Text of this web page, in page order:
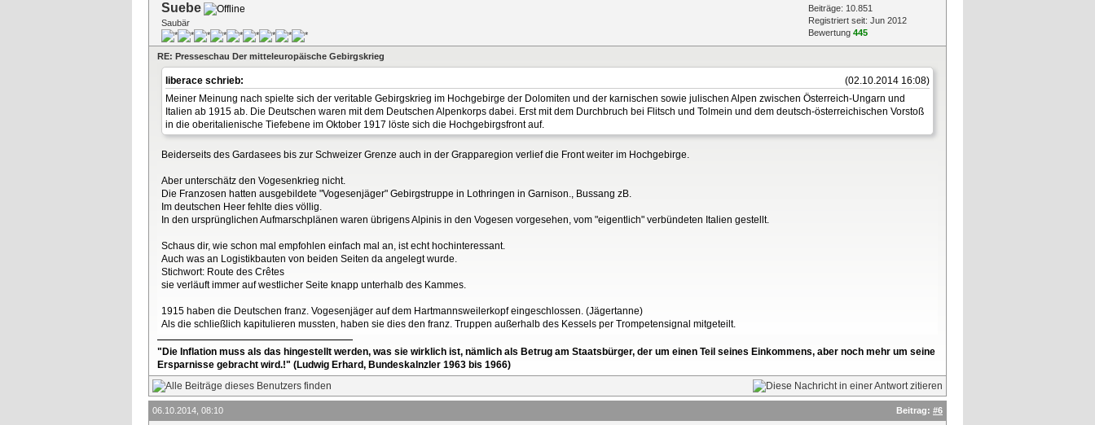
Suebe
Saubär
Beiträge: 10.851
Registriert seit: Jun 2012
Bewertung 445
RE: Presseschau Der mitteleuropäische Gebirgskrieg
(02.10.2014 16:08)
liberace schrieb:
Meiner Meinung nach spielte sich der veritable Gebirgskrieg im Hochgebirge der Dolomiten und der karnischen sowie julischen Alpen zwischen Österreich-Ungarn und
Italien ab 1915 ab. Die Deutschen waren mit dem Deutschen Alpenkorps dabei. Erst mit dem Durchbruch bei Flitsch und Tolmein und dem deutsch-österreichischen Vorstoß
in die oberitalienische Tiefebene im Oktober 1917 löste sich die Hochgebirgsfront auf.
Beiderseits des Gardasees bis zur Schweizer Grenze auch in der Grapparegion verlief die Front weiter im Hochgebirge.
Aber unterschätz den Vogesenkrieg nicht.
Die Franzosen hatten ausgebildete "Vogesenjäger" Gebirgstruppe in Lothringen in Garnison., Bussang zB.
Im deutschen Heer fehlte dies völlig.
In den ursprünglichen Aufmarschplänen waren übrigens Alpinis in den Vogesen vorgesehen, vom "eigentlich" verbündeten Italien gestellt.
Schaus dir, wie schon mal empfohlen einfach mal an, ist echt hochinteressant.
Auch was an Logistikbauten von beiden Seiten da angelegt wurde.
Stichwort: Route des Crêtes
sie verläuft immer auf westlicher Seite knapp unterhalb des Kammes.
1915 haben die Deutschen franz. Vogesenjäger auf dem Hartmannsweilerkopf eingeschlossen. (Jägertanne)
Als die schließlich kapitulieren mussten, haben sie dies den franz. Truppen außerhalb des Kessels per Trompetensignal mitgeteilt.
"Die Inflation muss als das hingestellt werden, was sie wirklich ist, nämlich als Betrug am Staatsbürger, der um einen Teil seines Einkommens, aber noch mehr um seine
Ersparnisse gebracht wird.!" (Ludwig Erhard, Bundeskalnzler 1963 bis 1966)
06.10.2014, 08:10 Beitrag: #6